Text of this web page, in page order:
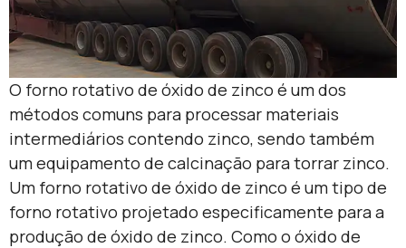
O forno rotativo de óxido de zinco é um dos
métodos comuns para processar materiais
intermediários contendo zinco, sendo também
um equipamento de calcinação para torrar zinco.
Um forno rotativo de óxido de zinco é um tipo de
forno rotativo projetado especificamente para a
produção de óxido de zinco. Como o óxido de